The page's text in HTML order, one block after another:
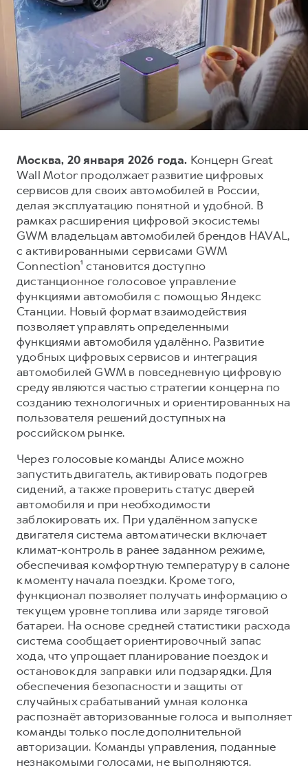
DARGO
от 3 199 000 ₽
DARGO X
от 3 499 000 ₽
F7
от 2 899 000 ₽
F7X
от 3 599 000 ₽
от 3 449 000 ₽
Тест-драйв
Трейд-ин
КРЕДИТ И СТРАХОВАНИЕ
Кредитный калькулятор
Страхование
Кредит
КОРПОРАТИВНЫМ КЛИЕНТАМ
Для малого бизнеса
Корпоративным клиентам
Крупным корпоративным клиентам
Система управления автопарком GWM Fleet
Сервис для корпоративных клиентов
HAVAL Лизинг
АКСЕССУАРЫ HAVAL
Автомобильные аксессуары
Коллекция CITY
Коллекция Базовая
Коллекция Детская
СЕРВИСНОЕ ОБСЛУЖИВАНИЕ
Нулевое ТО
Программа «Помощь на дороге»
Регламенты технического обслуживания
Электронный ПТС
GWM Безопасность
Гарантия HAVAL
Мобильное приложение GWM
Программа «HAVAL Защита+»
Руководства по эксплуатации
Подписки
АКСЕССУАРЫ HAVAL
Автомобильные аксессуары
Коллекция CITY
Коллекция Базовая
Коллекция Детская
О дилере
Наша команда
Контакты
Москва, 20 января 2026 года. Концерн Great
Wall Motor продолжает развитие цифровых
сервисов для своих автомобилей в России,
делая эксплуатацию понятной и удобной. В
рамках расширения цифровой экосистемы
GWM владельцам автомобилей брендов HAVAL,
с активированными сервисами GWM
Connection¹ становится доступно
дистанционное голосовое управление
функциями автомобиля с помощью Яндекс
Станции. Новый формат взаимодействия
позволяет управлять определенными
функциями автомобиля удалённо. Развитие
удобных цифровых сервисов и интеграция
автомобилей GWM в повседневную цифровую
среду являются частью стратегии концерна по
созданию технологичных и ориентированных на
пользователя решений доступных на
российском рынке.
Через голосовые команды Алисе можно
запустить двигатель, активировать подогрев
сидений, а также проверить статус дверей
автомобиля и при необходимости
заблокировать их. При удалённом запуске
двигателя система автоматически включает
климат-контроль в ранее заданном режиме,
обеспечивая комфортную температуру в салоне
к моменту начала поездки. Кроме того,
функционал позволяет получать информацию о
текущем уровне топлива или заряде тяговой
батареи. На основе средней статистики расхода
система сообщает ориентировочный запас
хода, что упрощает планирование поездок и
остановок для заправки или подзарядки. Для
обеспечения безопасности и защиты от
случайных срабатываний умная колонка
распознаёт авторизованные голоса и выполняет
команды только после дополнительной
авторизации. Команды управления, поданные
незнакомыми голосами, не выполняются.